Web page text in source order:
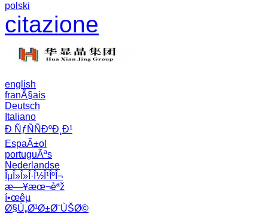
polski
citazione
english
franÃ§ais
Deutsch
Italiano
Ð ÑƒÑÑÐºÐ¸Ð¹
EspaÃ±ol
portuguÃªs
Nederlandse
ÎµÎ»Î»Î·Î½Î¹ÎºÎ¬
æ—¥æœ¬èªž
í•œêµ­
Ø§Ù„Ø¹Ø±Ø¨ÙŠØ©